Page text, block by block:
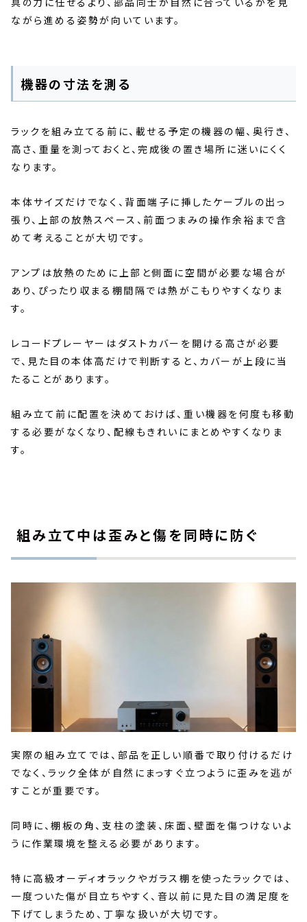
ながら進める姿勢が向いています。
機器の寸法を測る
ラックを組み立てる前に、載せる予定の機器の幅、奥行き、
高さ、重量を測っておくと、完成後の置き場所に迷いにくく
なります。
本体サイズだけでなく、背面端子に挿したケーブルの出っ
張り、上部の放熱スペース、前面つまみの操作余裕まで含
めて考えることが大切です。
アンプは放熱のために上部と側面に空間が必要な場合が
あり、ぴったり収まる棚間隔では熱がこもりやすくなりま
す。
レコードプレーヤーはダストカバーを開ける高さが必要
で、見た目の本体高だけで判断すると、カバーが上段に当
たることがあります。
組み立て前に配置を決めておけば、重い機器を何度も移動
する必要がなくなり、配線もきれいにまとめやすくなりま
す。
組み立て中は歪みと傷を同時に防ぐ
実際の組み立てでは、部品を正しい順番で取り付けるだけ
でなく、ラック全体が自然にまっすぐ立つように歪みを逃が
すことが重要です。
同時に、棚板の角、支柱の塗装、床面、壁面を傷つけないよ
うに作業環境を整える必要があります。
特に高級オーディオラックやガラス棚を使ったラックでは、
一度ついた傷が目立ちやすく、音以前に見た目の満足度を
下げてしまうため、丁寧な扱いが大切です。